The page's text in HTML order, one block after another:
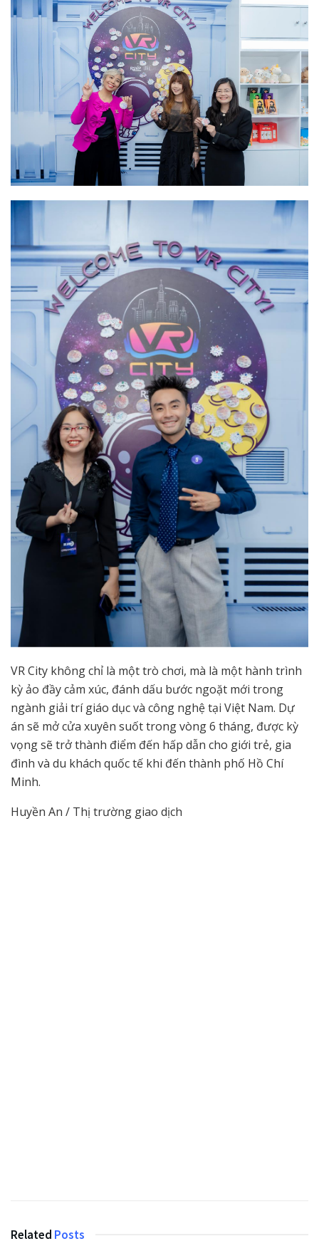
VR City không chỉ là một trò chơi, mà là một hành trình
kỳ ảo đầy cảm xúc, đánh dấu bước ngoặt mới trong
ngành giải trí giáo dục và công nghệ tại Việt Nam. Dự
án sẽ mở cửa xuyên suốt trong vòng 6 tháng, được kỳ
vọng sẽ trở thành điểm đến hấp dẫn cho giới trẻ, gia
đình và du khách quốc tế khi đến thành phố Hồ Chí
Minh.
Huyền An / Thị trường giao dịch
Related Posts